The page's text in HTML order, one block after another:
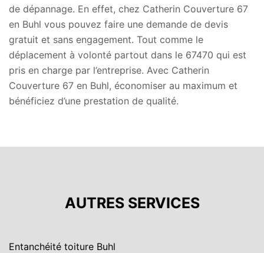
de dépannage. En effet, chez Catherin Couverture 67
en Buhl vous pouvez faire une demande de devis
gratuit et sans engagement. Tout comme le
déplacement à volonté partout dans le 67470 qui est
pris en charge par l’entreprise. Avec Catherin
Couverture 67 en Buhl, économiser au maximum et
bénéficiez d’une prestation de qualité.
AUTRES SERVICES
Entanchéité toiture Buhl